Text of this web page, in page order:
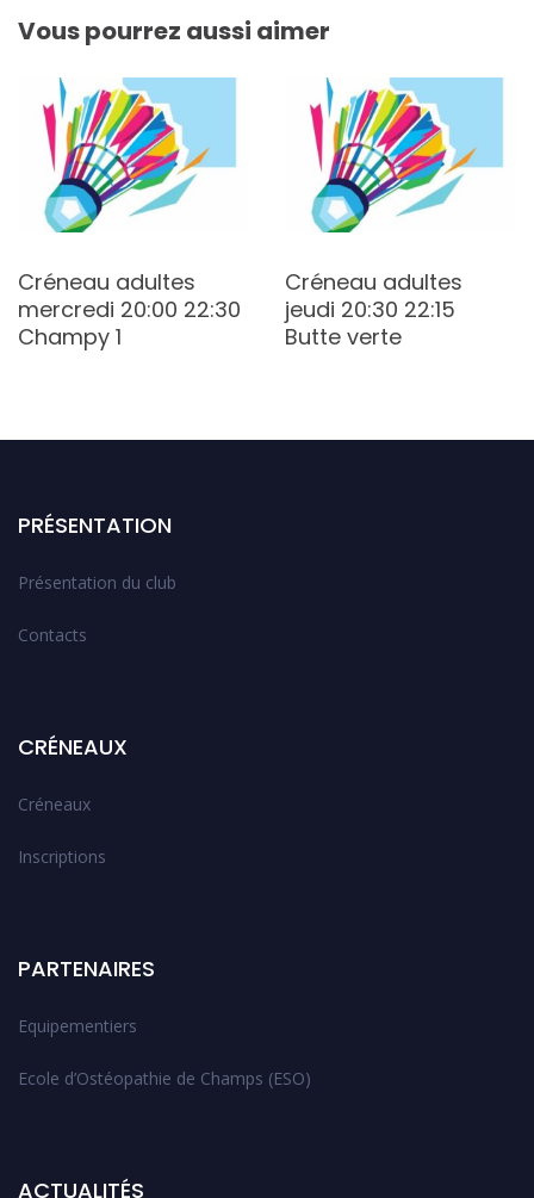
Vous pourrez aussi aimer
Créneau adultes
mercredi 20:00 22:30
Champy 1
Créneau adultes
jeudi 20:30 22:15
Butte verte
PRÉSENTATION
Présentation du club
Contacts
CRÉNEAUX
Créneaux
Inscriptions
PARTENAIRES
Equipementiers
Ecole d’Ostéopathie de Champs (ESO)
ACTUALITÉS